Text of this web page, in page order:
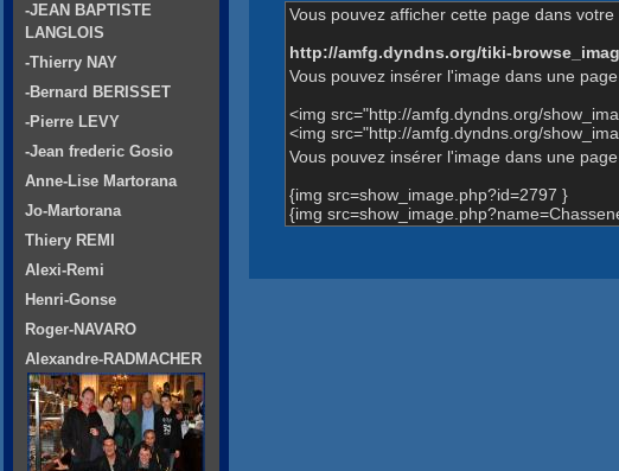
Vous pouvez afficher cette page dans
http://amfg.dyndns.org/tiki-
Vous pouvez insérer l'image dans une
<img src="http://amfg.dyndns.org/
<img src="http://amfg.dyndns.org/
Vous pouvez insérer l'image dans une
{img src=show_image.php?id=2797 }
{img
-JEAN BAPTISTE
LANGLOIS
-Thierry NAY
-Bernard BERISSET
-Pierre LEVY
-Jean frederic Gosio
Anne-Lise Martorana
Jo-Martorana
Thiery REMI
Alexi-Remi
Henri-Gonse
Roger-NAVARO
Alexandre-RADMACHER